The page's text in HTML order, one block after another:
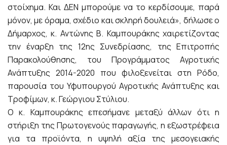
στοίχημα. Και ΔΕΝ μπορούμε να το κερδίσουμε, παρά
μόνον, με όραμα, σχέδιο και σκληρή δουλειά», δήλωσε ο
Δήμαρχος, κ. Αντώνης Β. Καμπουράκης χαιρετίζοντας
την έναρξη της 12ης Συνεδρίασης, της Επιτροπής
Παρακολούθησης, του Προγράμματος Αγροτικής
Ανάπτυξης 2014-2020 που φιλοξενείται στη Ρόδο,
παρουσία του Υφυπουργού Αγροτικής Ανάπτυξης και
Τροφίμων, κ. Γεώργιου Στύλιου.
Ο κ. Καμπουράκης επεσήμανε μεταξύ άλλων ότι η
στήριξη της Πρωτογενούς παραγωγής, η εξωστρέφεια
για τα προϊόντα, η υψηλή αξία της μεσογειακής